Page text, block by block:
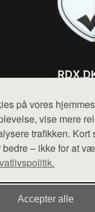
på vores
vise mere
trafikken. Kort
– ikke for at
Accepter alle
Mail:
Cookie-
af want.dk, der